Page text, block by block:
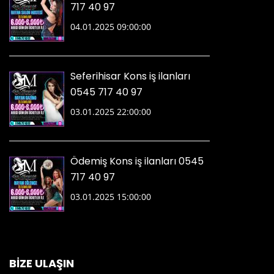
717 40 97
04.01.2025 09:00:00
Seferihisar Kons iş ilanları
0545 717 40 97
03.01.2025 22:00:00
Ödemiş Kons iş ilanları 0545
717 40 97
03.01.2025 15:00:00
BİZE ULAŞIN